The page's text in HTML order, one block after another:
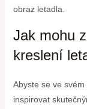
obraz letadla.
Jak mohu
kreslení
Abyste se ve
inspirovat